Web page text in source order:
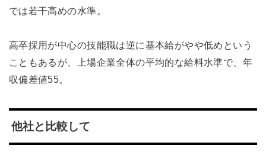
では若干高めの水準。
高卒採用が中心の技能職は逆に基本給がやや低めという
こともあるが、上場企業全体の平均的な給料水準で、年
収偏差値55。
他社と比較して